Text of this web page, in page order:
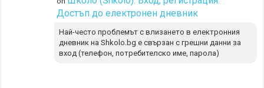
Достъп до електронен дневник
Най-често проблемът с влизането в електронния
дневник на Shkolo.bg е свързан с грешни данни за
вход (телефон, потребителско име, парола)